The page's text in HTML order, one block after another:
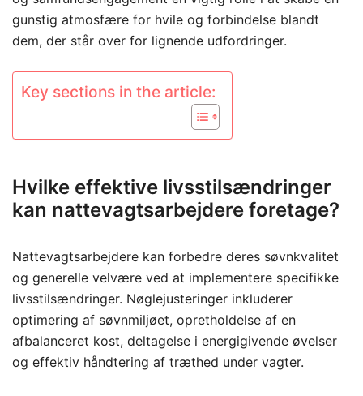
gunstig atmosfære for hvile og forbindelse blandt
dem, der står over for lignende udfordringer.
Key sections in the article:
Hvilke effektive livsstilsændringer
kan nattevagtsarbejdere foretage?
Nattevagtsarbejdere kan forbedre deres søvnkvalitet
og generelle velvære ved at implementere specifikke
livsstilsændringer. Nøglejusteringer inkluderer
optimering af søvnmiljøet, opretholdelse af en
afbalanceret kost, deltagelse i energigivende øvelser
og effektiv håndtering af træthed under vagter.